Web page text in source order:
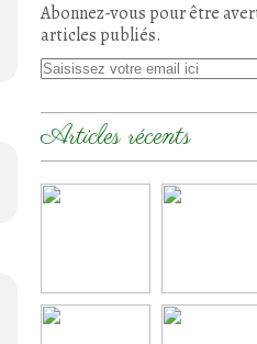
Abonnez-vous pour être
articles publiés.
Articles récents